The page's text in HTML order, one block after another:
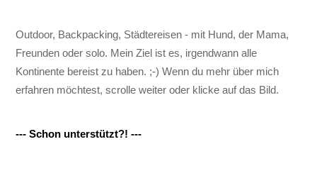
Outdoor, Backpacking, Städtereisen - mit Hund, der Mama,
Freunden oder solo. Mein Ziel ist es, irgendwann alle
Kontinente bereist zu haben. ;-) Wenn du mehr über mich
erfahren möchtest, scrolle weiter oder klicke auf das Bild.
--- Schon unterstützt?! ---